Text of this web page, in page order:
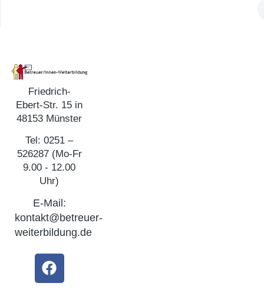
Friedrich-
Ebert-Str. 15 in
48153 Münster
Tel: 0251 –
526287 (Mo-Fr
9.00 - 12.00
Uhr)
E-Mail:
kontakt@betreuer-
weiterbildung.de